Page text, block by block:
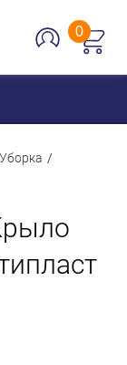
0
Уборка